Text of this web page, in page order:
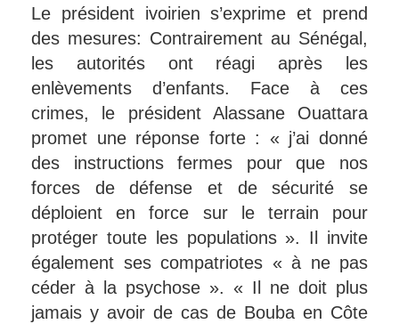
Le président ivoirien s’exprime et prend
des mesures: Contrairement au Sénégal,
les autorités ont réagi après les
enlèvements d’enfants. Face à ces
crimes, le président Alassane Ouattara
promet une réponse forte : « j’ai donné
des instructions fermes pour que nos
forces de défense et de sécurité se
déploient en force sur le terrain pour
protéger toute les populations ». Il invite
également ses compatriotes « à ne pas
céder à la psychose ». « Il ne doit plus
jamais y avoir de cas de Bouba en Côte